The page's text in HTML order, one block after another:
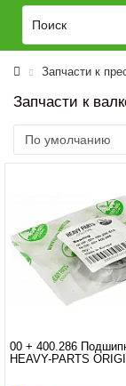
Запчасти к
Запчасти к
00 + 400.286
HEAVY-PARTS